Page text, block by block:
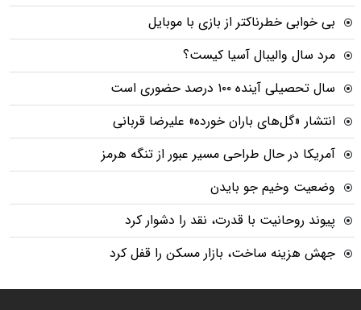
بی خوابی خطرناکتر از بازی با موبایل
مرد سال والیبال آسیا کیست؟
سال تحصیلی آینده ۱۰۰ درصد حضوری است
انتشار «گل‌های باران خورده» علیرضا قربانی
آمریکا در حال طراحی مسیر عبور از تنگه هرمز
وضعیت وخیم جو بایدن
پیوند روحانیت با قدرت، نقد را دشوار کرد
جهش هزینه ساخت، بازار مسکن را قفل کرد